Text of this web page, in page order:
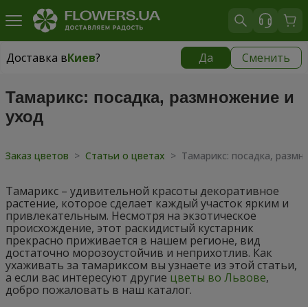
Доставка вКиев? Да Сменить
Доставка вКиев
Тамарикс: посадка, размножение и
уход
Заказ цветов > Статьи о цветах > Тамарикс: посадка,
Тамарикс – удивительной красоты декоративное
растение, которое сделает каждый участок ярким и
привлекательным. Несмотря на экзотическое
происхождение, этот раскидистый кустарник
прекрасно приживается в нашем регионе, вид
достаточно морозоустойчив и неприхотлив. Как
ухаживать за тамариксом вы узнаете из этой статьи,
а если вас интересуют другие цветы во Львове,
добро пожаловать в наш каталог.